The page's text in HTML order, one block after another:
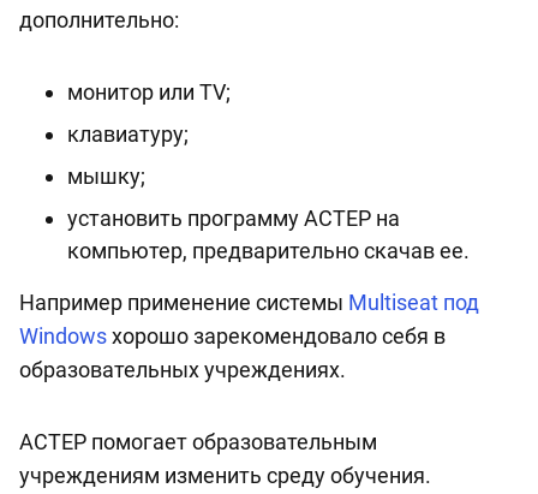
дополнительно:
монитор или ТV;
клавиатуру;
мышку;
установить программу АСТЕР на
компьютер, предварительно скачав ее.
Например применение системы Multiseat под
Windowsхорошо зарекомендовало себя в
образовательных учреждениях.
АСТЕР помогает образовательным
учреждениям изменить среду обучения.